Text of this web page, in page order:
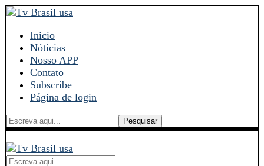
Inicio
Nóticias
Nosso APP
Contato
Subscribe
Página de login
Pesquisar